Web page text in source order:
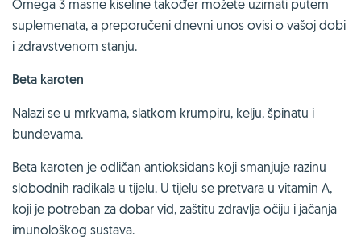
Omega 3 masne kiseline također možete uzimati putem
suplemenata, a preporučeni dnevni unos ovisi o vašoj dobi
i zdravstvenom stanju.
Beta karoten
Nalazi se u mrkvama, slatkom krumpiru, kelju, špinatu i
bundevama.
Beta karoten je odličan antioksidans koji smanjuje razinu
slobodnih radikala u tijelu. U tijelu se pretvara u vitamin A,
koji je potreban za dobar vid, zaštitu zdravlja očiju i jačanja
imunološkog sustava.